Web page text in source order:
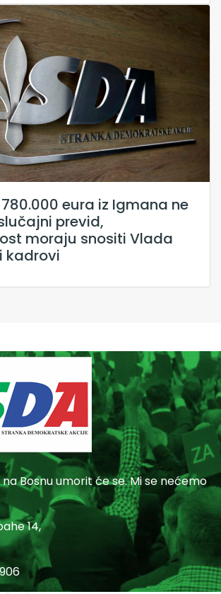
eura iz Igmana ne
previd,
moraju snositi Vlada
kadrovi
Bosnu umorit će se. Mi se nećemo
14,